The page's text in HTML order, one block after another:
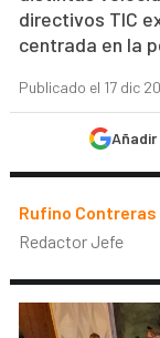
directivos TIC
centrada en la
Publicado el 17 dic
Rufino Contreras
Redactor Jefe